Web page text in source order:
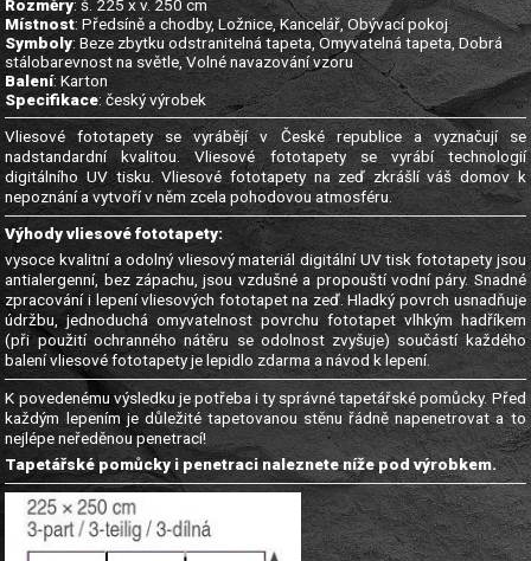
Rozměry: š. 225 x v. 250 cm
Místnost: Předsíně a chodby, Ložnice, Kancelář, Obývací pokoj
Symboly: Beze zbytku odstranitelná tapeta, Omyvatelná tapeta, Dobrá
stálobarevnost na světle, Volné navazování vzoru
Balení: Karton
Specifikace: český výrobek
Vliesové fototapety se vyrábějí v České republice a vyznačují se
nadstandardní kvalitou. Vliesové fototapety se vyrábí technologií
digitálního UV tisku. Vliesové fototapety na zeď zkrášlí váš domov k
nepoznání a vytvoří v něm zcela pohodovou atmosféru.
Výhody vliesové fototapety:
vysoce kvalitní a odolný vliesový materiál digitální UV tisk fototapety jsou
antialergenní, bez zápachu, jsou vzdušné a propouští vodní páry. Snadné
zpracování i lepení vliesových fototapet na zeď. Hladký povrch usnadňuje
údržbu, jednoduchá omyvatelnost povrchu fototapet vlhkým hadříkem
(při použití ochranného nátěru se odolnost zvyšuje) součástí každého
balení vliesové fototapety je lepidlo zdarma a návod k lepení.
K povedenému výsledku je potřeba i ty správné tapetářské pomůcky. Před
každým lepením je důležité tapetovanou stěnu řádně napenetrovat a to
nejlépe neředěnou penetrací!
Tapetářské pomůcky i penetraci naleznete níže pod výrobkem.